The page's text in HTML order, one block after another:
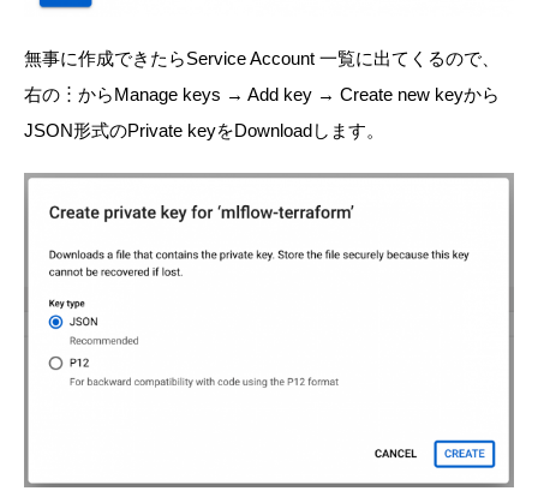
無事に作成できたらService Account 一覧に出てくるので、
右の︙からManage keys → Add key → Create new keyから
JSON形式のPrivate keyをDownloadします。